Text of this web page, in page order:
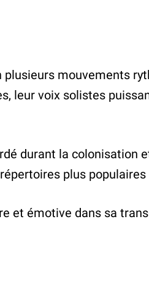
plusieurs mouvements
leur voix solistes
durant la colonisation
plus
et émotive dans sa